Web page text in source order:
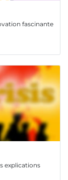
fascinante
explications